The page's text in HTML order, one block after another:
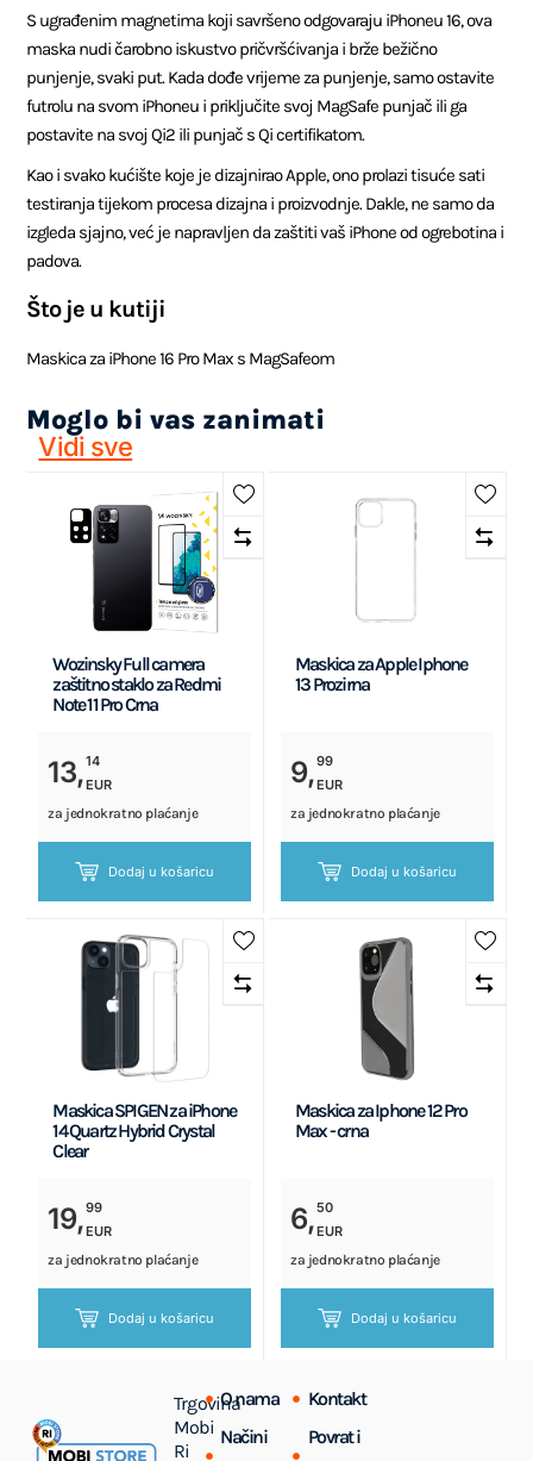
S ugrađenim magnetima koji savršeno odgovaraju iPhoneu 16, ova
maska ​​nudi čarobno iskustvo pričvršćivanja i brže bežično
punjenje, svaki put. Kada dođe vrijeme za punjenje, samo ostavite
futrolu na svom iPhoneu i priključite svoj MagSafe punjač ili ga
postavite na svoj Qi2 ili punjač s Qi certifikatom.
Kao i svako kućište koje je dizajnirao Apple, ono prolazi tisuće sati
testiranja tijekom procesa dizajna i proizvodnje. Dakle, ne samo da
izgleda sjajno, već je napravljen da zaštiti vaš iPhone od ogrebotina i
padova.
Što je u kutiji
Maskica za iPhone 16 Pro Max s MagSafeom
Moglo bi vas zanimati
Vidi sve
Wozinsky Full camera
zaštitno staklo za Redmi
Note 11 Pro Crna
13,14
EUR
za jednokratno plaćanje
Dodaj u košaricu
Maskica za Apple Iphone
13 Prozirna
9,99
EUR
za jednokratno plaćanje
Dodaj u košaricu
Maskica SPIGEN za iPhone
14 Quartz Hybrid Crystal
Clear
19,99
EUR
za jednokratno plaćanje
Dodaj u košaricu
Maskica za Iphone 12 Pro
Max - crna
6,50
EUR
za jednokratno plaćanje
Dodaj u košaricu
Trgovina
Mobi
Ri
O nama
Kontakt
Načini
Povrat i